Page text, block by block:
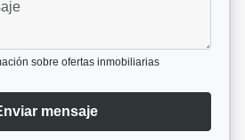
sobre ofertas inmobiliarias
mensaje